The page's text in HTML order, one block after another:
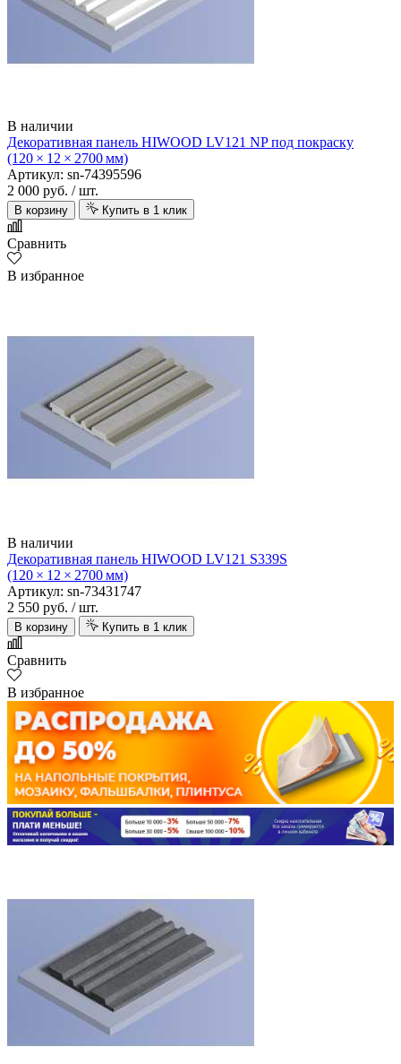
В наличии
Декоративная панель HIWOOD LV121 NP под покраску
(120 × 12 × 2700 мм)
Артикул: sn-74395596
2 000 руб. / шт.
В корзину Купить в 1 клик
Сравнить
В избранное
В наличии
Декоративная панель HIWOOD LV121 S339S
(120 × 12 × 2700 мм)
Артикул: sn-73431747
2 550 руб. / шт.
В корзину Купить в 1 клик
Сравнить
В избранное